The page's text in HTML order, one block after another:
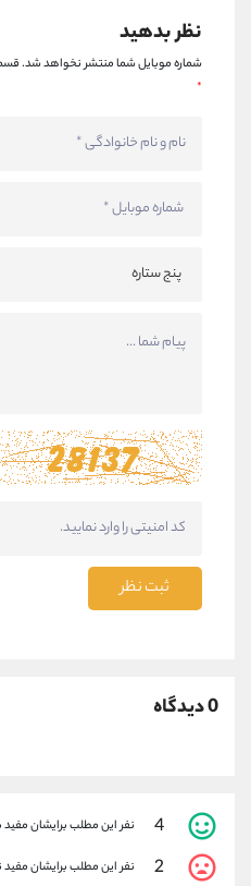
نظر بدهید
شماره موبایل شما منتشر نخواهد شد.
*
ثبت نظر
0 دیدگاه
4 نفر این مطلب برایشان
2 نفر این مطلب برایشان